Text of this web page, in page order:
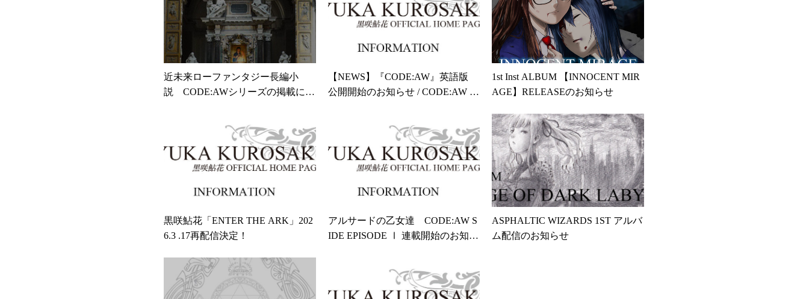
近未来ローファンタジー長編小
説 CODE:AWシリーズの掲載につ
【NEWS】『CODE:AW』英語版
公開開始のお知らせ / CODE:AW E
1st Inst ALBUM 【INNOCENT MIR
AGE】RELEASEのお知らせ
黒咲鮎花「ENTER THE ARK」202
6.3 .17再配信決定！
アルサードの乙女達 CODE:AW S
IDE EPISODE Ⅰ 連載開始のお知ら
ASPHALTIC WIZARDS 1ST アルバ
ム配信のお知らせ